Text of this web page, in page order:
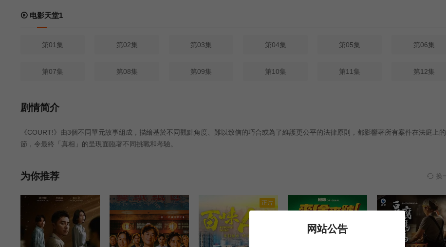
电影天堂1
第01集 第02集 第03集 第04集 第05集 第06集
第07集 第08集 第09集 第10集 第11集 第12集
剧情简介
《COURT!》由3個不同單元故事組成，描繪基於不同觀點角度、難以致信的巧合或為了維護更公平的法律原則，都影響著所有案件在法庭上
節，令最終「真相」的呈現面臨著不同挑戰和考驗。
为你推荐 换
正片
网站公告